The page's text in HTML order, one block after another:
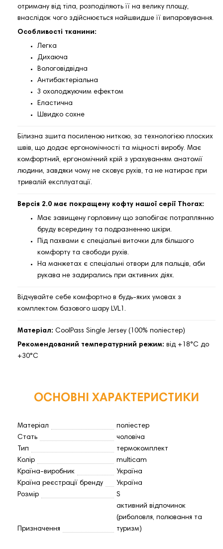
отриману від тіла, розподіляють її на велику площу,
внаслідок чого здійснюється найшвидше її випаровування.
Особливості тканини:
Легка
Дихаюча
Вологовідвідна
Антибактеріальна
З охолоджуючим ефектом
Еластична
Швидко сохне
Білизна зшита посиленою ниткою, за технологією плоских
швів, що додає ергономічності та міцності виробу. Має
комфортний, ергономічний крій з урахуванням анатомії
людини, завдяки чому не сковує рухів, та не натирає при
тривалій експлуатації.
Версія 2.0 має покращену кофту нашої серії Thorax:
Має завищену горловину що запобігає потраплянню
бруду всередину та подразненню шкіри.
Під пахвами є спеціальні виточки для більшого
комфорту та свободи рухів.
На манжетах є спеціальні отвори для пальців, аби
рукава не задирались при активних діях.
Відчувайте себе комфортно в будь-яких умовах з
комплектом базового шару LVL1.
Матеріал: CoolPass Single Jersey (100% поліестер)
Рекомендований температурний режим: від +18°C до
+30°C
ОСНОВНІ ХАРАКТЕРИСТИКИ
Матеріал
поліестер
Стать
чоловіча
Тип
термокомплект
Колір
multicam
Країна-виробник
Україна
Країна реєстрації бренду
Україна
Розмір
S
Призначення
активний відпочинок
(риболовля, полювання та
туризм)